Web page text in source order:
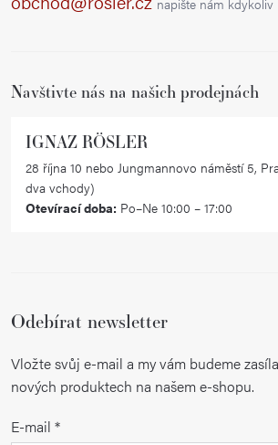
napište nám kdykoliv
Navštivte nás na našich prodejnách
IGNAZ RÖSLER
28 října 10 nebo Jungmannovo náměstí 5,
dva vchody)
Otevírací doba: Po–Ne 10:00 – 17:00
Odebírat newsletter
Vložte svůj e-mail a my vám budeme
nových produktech na našem e-shopu.
E-mail